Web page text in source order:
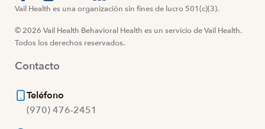
Visítanos en Facebook
Visítanos en Instagram
Visítanos en YouTube
Visítanos en LinkedIn
Vail Health es una organización sin fines de lucro 501(c)(3).
© 2026 Vail Health Behavioral Health es un servicio de Vail Health.
Todos los derechos reservados.
Contacto
Teléfono
(970) 476-2451